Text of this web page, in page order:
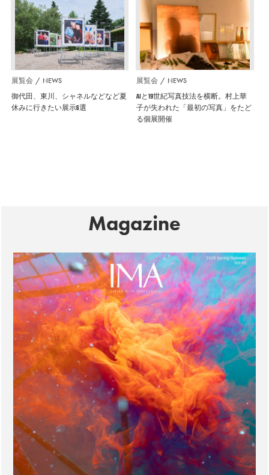
展覧会 NEWS
御代田、東川、シャネルなどなど夏
休みに行きたい展示6選
展覧会 NEWS
AIと19世紀写真技法を横断。村上華
子が失われた「最初の写真」をたど
る個展開催
Magazine